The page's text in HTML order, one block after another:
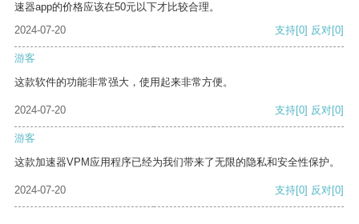
速器app的价格应该在50元以下才比较合理。
2024-07-20
支持[0] 反对[0]
游客
这款软件的功能非常强大，使用起来非常方便。
2024-07-20 支持[0] 反对[0]
游客
这款加速器VPM应用程序已经为我们带来了无限的隐私和安全性保护。
2024-07-20 支持[0] 反对[0]